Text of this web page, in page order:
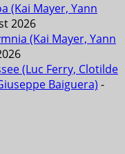
(Kai Mayer, Yann
2026
(Kai Mayer, Yann
(Luc Ferry, Clotilde
Baiguera) -